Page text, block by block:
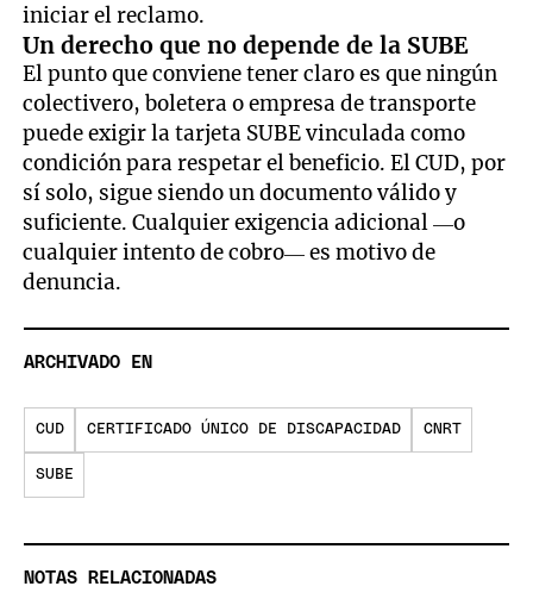
iniciar el reclamo.
Un derecho que no depende de la SUBE
El punto que conviene tener claro es que ningún
colectivero, boletera o empresa de transporte
puede exigir la tarjeta SUBE vinculada como
condición para respetar el beneficio. El CUD, por
sí solo, sigue siendo un documento válido y
suficiente. Cualquier exigencia adicional —o
cualquier intento de cobro— es motivo de
denuncia.
ARCHIVADO EN
CUD CERTIFICADO ÚNICO DE DISCAPACIDAD CNRT
SUBE
NOTAS RELACIONADAS